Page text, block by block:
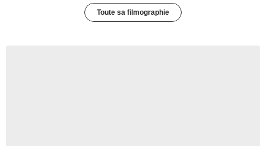
Toute sa filmographie